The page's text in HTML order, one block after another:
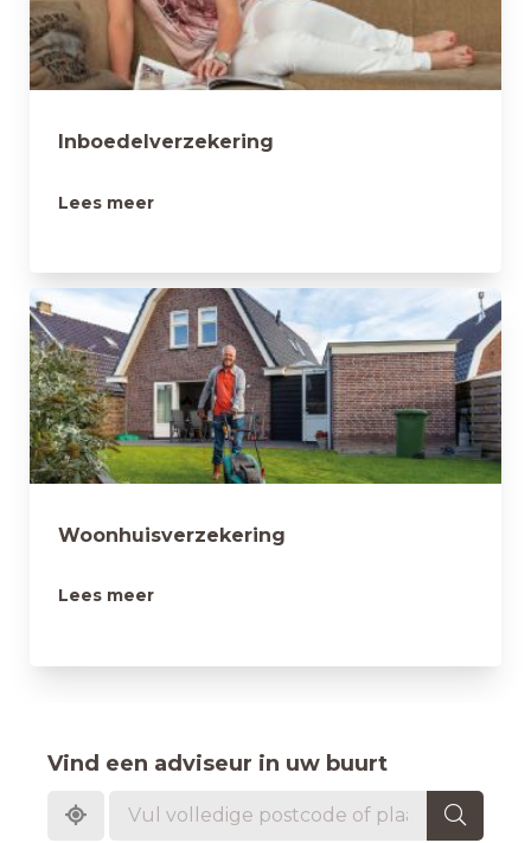
Inboedelverzekering
Lees meer
Woonhuisverzekering
Lees meer
Vind een adviseur in uw buurt